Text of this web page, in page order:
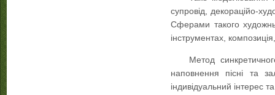
супровід, декораційо-
Сферами такого
інструментах,
Метод
наповнення пісні та
індивідуальний інтерес